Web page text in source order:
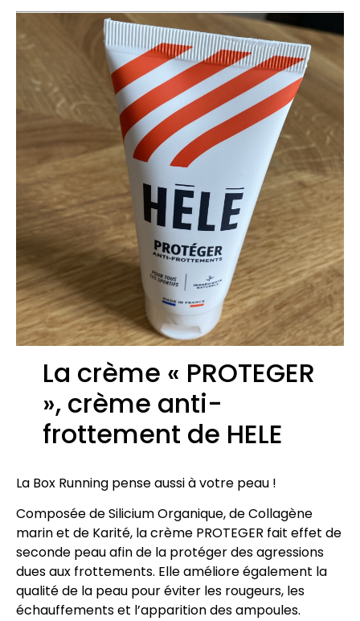
La crème « PROTEGER
», crème anti-
frottement de HELE
La Box Running pense aussi à votre peau !
Composée de Silicium Organique, de Collagène
marin et de Karité, la crème PROTEGER fait effet de
seconde peau afin de la protéger des agressions
dues aux frottements. Elle améliore également la
qualité de la peau pour éviter les rougeurs, les
échauffements et l’apparition des ampoules.